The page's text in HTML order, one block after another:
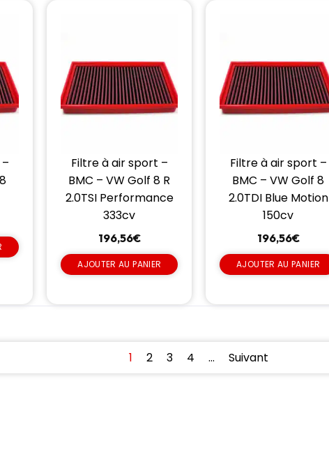
Filtre à air sport –
BMC – VW Golf 8 R
2.0TSI Performance
333cv
196,56€
AJOUTER AU PANIER
Filtre à air sport –
BMC – VW Golf 8
2.0TDI Blue Motion
150cv
196,56€
AJOUTER AU PANIER
1 2 3 4 … Suivant